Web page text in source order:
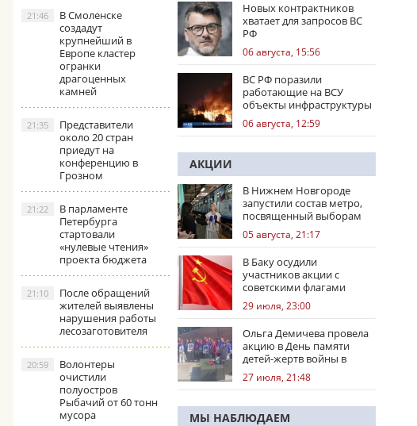
В Смоленске
создадут
крупнейший в
Европе кластер
огранки
драгоценных
камней
21:46
Представители
около 20 стран
приедут на
конференцию в
Грозном
21:35
В парламенте
Петербурга
стартовали
«нулевые чтения»
проекта бюджета
21:22
После обращений
жителей выявлены
нарушения работы
лесозаготовителя
21:10
Волонтеры
очистили
полуостров
Рыбачий от 60 тонн
мусора
20:59
Новых контрактников
хватает для запросов ВС
РФ
06 августа, 15:56
ВС РФ поразили
работающие на ВСУ
объекты инфраструктуры
и центры логистики
06 августа, 12:59
АКЦИИ
В Нижнем Новгороде
запустили состав метро,
посвященный выборам
05 августа, 21:17
В Баку осудили
участников акции с
советскими флагами
29 июля, 23:00
Ольга Демичева провела
акцию в День памяти
детей-жертв войны в
Донбассе
27 июля, 21:48
МЫ НАБЛЮДАЕМ